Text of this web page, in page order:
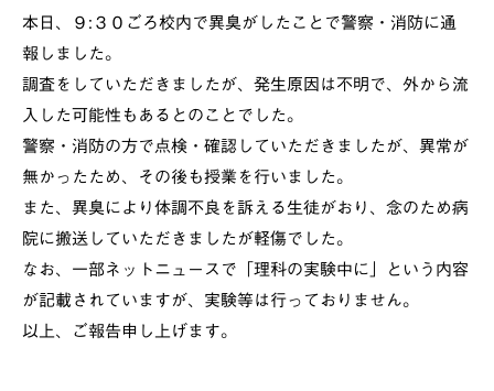
本日、９:３０ごろ校内で異臭がしたことで警察・消防に通
報しました。
調査をしていただきましたが、発生原因は不明で、外から流
入した可能性もあるとのことでした。
警察・消防の方で点検・確認していただきましたが、異常が
無かったため、その後も授業を行いました。
また、異臭により体調不良を訴える生徒がおり、念のため病
院に搬送していただきましたが軽傷でした。
なお、一部ネットニュースで「理科の実験中に」という内容
が記載されていますが、実験等は行っておりません。
以上、ご報告申し上げます。